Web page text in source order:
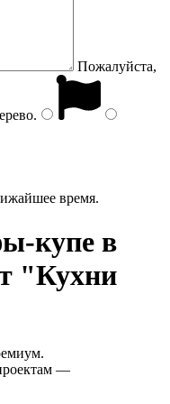
Пожалуйста,
.
время.
купе в
"Кухни
—